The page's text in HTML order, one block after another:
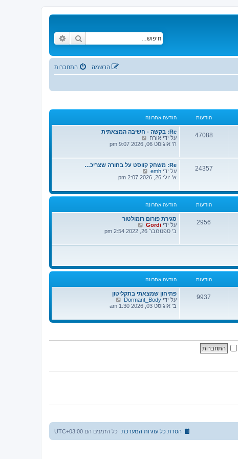
חיפוש
התחברות הרשמה
הודעות הודעה אחרונה
47088
Re: בקשה - חשיבה המצאתית
על ידי אורח
פ
ו
ד
ע
ה
א
ר
ו
נ
ה
ה' אוגוסט 06, 2026 9:07 pm
24357
Re: משחק קווסט על בחורה שצריכ…
על ידי emh
פ
ה
ע
ה
ה
א
ר
א' יולי 26, 2026 2:07 pm
הודעות הודעה אחרונה
2956
סגירת פורום רומולטור
על ידי Gordi
פ
ע
ה
א
ח
ר
ו
ב' ספטמבר 26, 2022 2:54 pm
הודעות הודעה אחרונה
9937
פתיחון שמצאתי בתקליטון
על ידי Dormant_Body
פ
ה
ע
ר
ב' אוגוסט 03, 2026 1:30 am
כל הזמנים הם UTC+03:00 הסרת כל עוגיות המערכת